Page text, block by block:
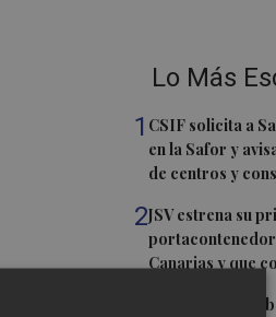
Lo Más
1 CSIF solicita a
en la Safor y
de centros y
2JSV estrena su
Canarias y que
Torrent licita el